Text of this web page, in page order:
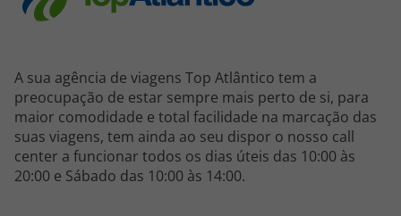
A sua agência de viagens Top Atlântico tem a
preocupação de estar sempre mais perto de si, para
maior comodidade e total facilidade na marcação das
suas viagens, tem ainda ao seu dispor o nosso call
center a funcionar todos os dias úteis das 10:00 às
20:00 e Sábado das 10:00 às 14:00.